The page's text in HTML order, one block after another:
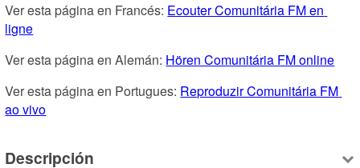
Ver esta página en Francés: Ecouter Comunitária FM en
ligne
Ver esta página en Alemán: Hören Comunitária FM online
Ver esta página en Portugues: Reproduzir Comunitária FM
ao vivo
Descripción